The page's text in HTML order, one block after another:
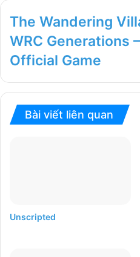
The Wandering
WRC Generations
Official Game
Bài viết liên quan
Unscripted